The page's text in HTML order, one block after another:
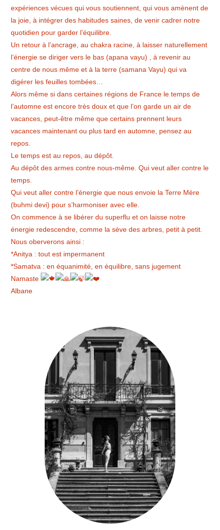
expériences vécues qui vous soutiennent, qui vous amènent de
la joie, à intégrer des habitudes saines, de venir cadrer notre
quotidien pour garder l’équilibre.
Un retour à l’ancrage, au chakra racine, à laisser naturellement
l’énergie se diriger vers le bas (apana vayu) , à revenir au
centre de nous même et à la terre (samana Vayu) qui va
digérer les feuilles tombées…
Alors même si dans certaines régions de France le temps de
l’automne est encore très doux et que l’on garde un air de
vacances, peut-être même que certains prennent leurs
vacances maintenant ou plus tard en automne, pensez au
repos.
Le temps est au repos, au dépôt.
Au dépôt des armes contre nous-même. Qui veut aller contre le
temps.
Qui veut aller contre l’énergie que nous envoie la Terre Mère
(buhmi devi) pour s’harmoniser avec elle.
On commence à se libérer du superflu et on laisse notre
énergie redescendre, comme la sève des arbres, petit à petit.
Nous oberverons ainsi :
*Anitya : tout est impermanent
*Samatva : en équanimité, en équilibre, sans jugement
Namaste
Albane